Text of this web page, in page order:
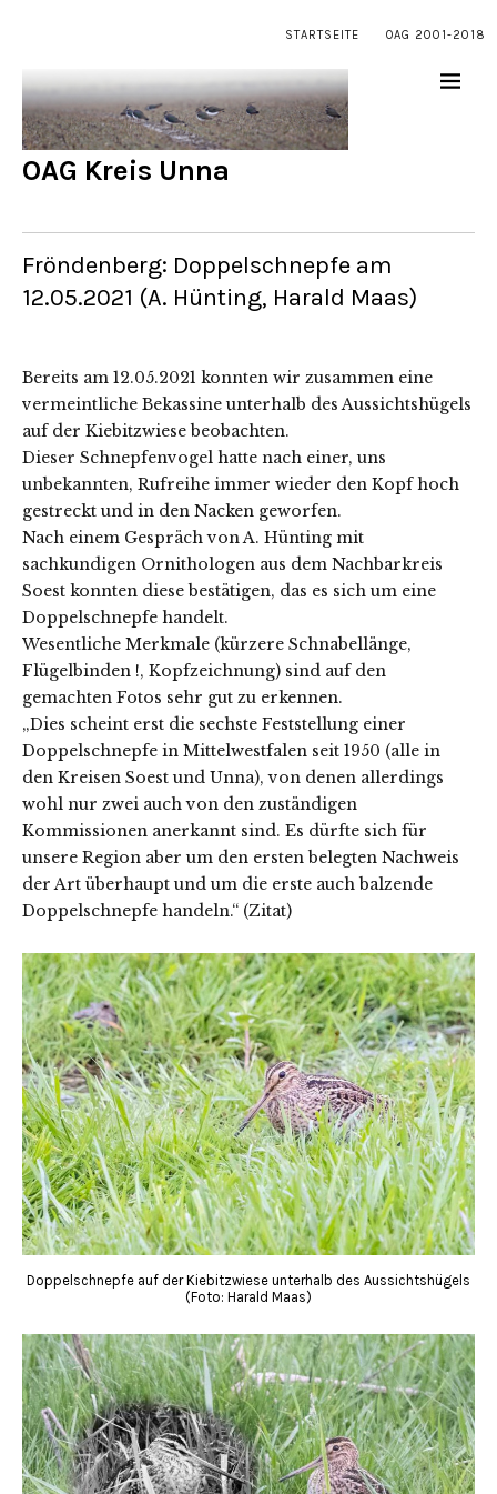
STARTSEITE OAG 2001-2018
OAG Kreis Unna
Fröndenberg: Doppelschnepfe am
12.05.2021 (A. Hünting, Harald Maas)
Bereits am 12.05.2021 konnten wir zusammen eine
vermeintliche Bekassine unterhalb des Aussichtshügels
auf der Kiebitzwiese beobachten.
Dieser Schnepfenvogel hatte nach einer, uns
unbekannten, Rufreihe immer wieder den Kopf hoch
gestreckt und in den Nacken geworfen.
Nach einem Gespräch von A. Hünting mit
sachkundigen Ornithologen aus dem Nachbarkreis
Soest konnten diese bestätigen, das es sich um eine
Doppelschnepfe handelt.
Wesentliche Merkmale (kürzere Schnabellänge,
Flügelbinden !, Kopfzeichnung) sind auf den
gemachten Fotos sehr gut zu erkennen.
„Dies scheint erst die sechste Feststellung einer
Doppelschnepfe in Mittelwestfalen seit 1950 (alle in
den Kreisen Soest und Unna), von denen allerdings
wohl nur zwei auch von den zuständigen
Kommissionen anerkannt sind. Es dürfte sich für
unsere Region aber um den ersten belegten Nachweis
der Art überhaupt und um die erste auch balzende
Doppelschnepfe handeln.“ (Zitat)
Doppelschnepfe auf der Kiebitzwiese unterhalb des Aussichtshügels
(Foto: Harald Maas)